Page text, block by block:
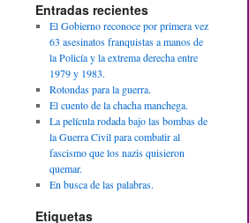
Entradas recientes
El Gobierno reconoce por primera vez
63 asesinatos franquistas a manos de
la Policía y la extrema derecha entre
1979 y 1983.
Rotondas para la guerra.
El cuento de la chacha manchega.
La película rodada bajo las bombas de
la Guerra Civil para combatir al
fascismo que los nazis quisieron
quemar.
En busca de las palabras.
Etiquetas